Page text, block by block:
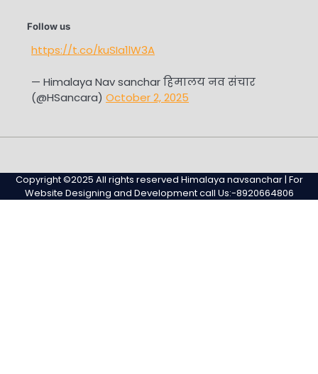
Follow us
https://t.co/kuSIa1lW3A
— Himalaya Nav sanchar हिमालय नव संचार
(@HSancara) October 2, 2025
(no
title)
Policy
Page
Page
Copyright ©2025 All rights reserved Himalaya navsanchar | For
Website Designing and Development call Us:-8920664806